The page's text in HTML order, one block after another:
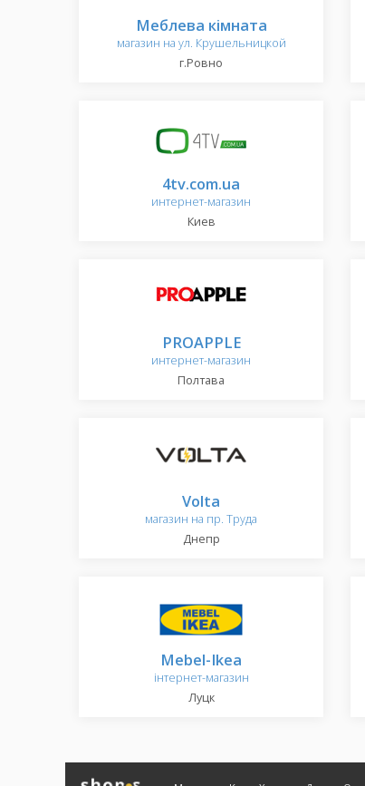
Меблева кімната
магазин на ул. Крушельницкой
г.Ровно
4tv.com.ua
интернет-магазин
Киев
PROAPPLE
интернет-магазин
Полтава
Volta
магазин на пр. Труда
Днепр
Mebel-Ikea
інтернет-магазин
Луцк